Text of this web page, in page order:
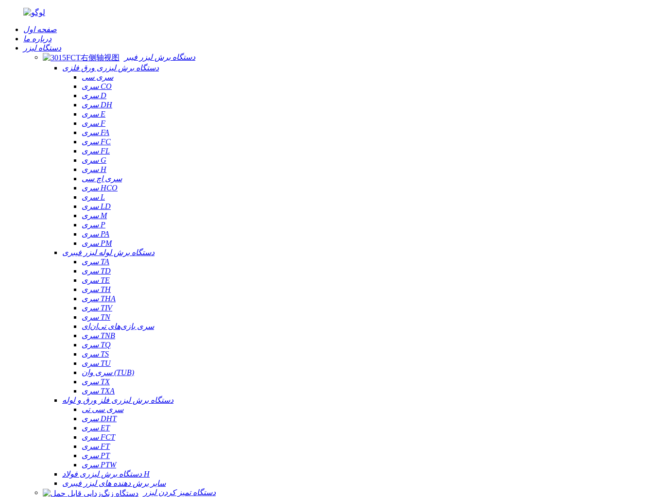
صفحه اول
درباره ما
دستگاه لیزر
دستگاه برش لیزر فیبر
دستگاه برش لیزری ورق فلزی
سری سی
سری CO
سری D
سری DH
سری E
سری F
سری FA
سری FC
سری FL
سری G
سری H
سری اچ سی
سری HCO
سری L
سری LD
سری M
سری P
سری PA
سری PM
دستگاه برش لوله لیزر فیبری
سری TA
سری TD
سری TE
سری TH
سری THA
سری TIV
سری TN
سری بازی‌های تی‌ان‌ای
سری TNB
سری TQ
سری TS
سری TU
سری وان (TUB)
سری TX
سری TXA
دستگاه برش لیزری فلز ورق و لوله
سری سی تی
سری DHT
سری ET
سری FCT
سری FT
سری PT
سری PTW
دستگاه برش لیزری فولاد H
سایر برش دهنده های لیزر فیبری
دستگاه تمیز کردن لیزر